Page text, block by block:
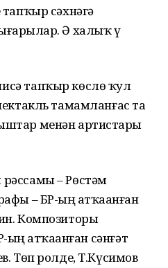
сәхнәгә
Ә халыҡ үҙ
тапҡыр көслө ҡул
тамамланғас та
менән артистарҙы
– Рөстәм
– БР-ҙың атҡаҙанған
Композиторы
атҡаҙанған сәнғәт
Төп ролде, Т.Күсимов